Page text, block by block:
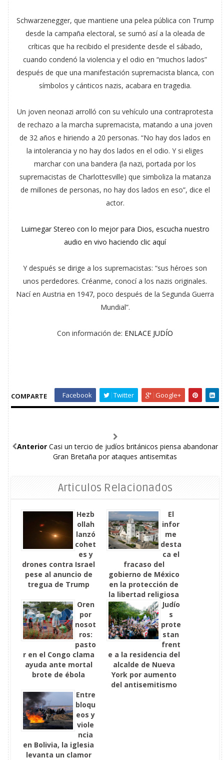
Schwarzenegger, que mantiene una pelea pública con Trump
desde la campaña electoral, se sumó así a la oleada de
críticas que ha recibido el presidente desde el sábado,
cuando condenó la violencia y el odio en “muchos lados”
después de que una manifestación supremacista blanca, con
símbolos y cánticos nazis, acabara en tragedia.
Un joven neonazi arrolló con su vehículo una contraprotesta
de rechazo a la marcha supremacista, matando a una joven
de 32 años e hiriendo a 20 personas. “No hay dos lados en
la intolerancia y no hay dos lados en el odio. Y si eliges
marchar con una bandera (la nazi, portada por los
supremacistas de Charlottesville) que simboliza la matanza
de millones de personas, no hay dos lados en eso”, dice el
actor.
Luimegar Stereo con lo mejor para Dios, escucha nuestro
audio en vivo haciendo clic aquí
Y después se dirige a los supremacistas: “sus héroes son
unos perdedores. Créanme, conocí a los nazis originales.
Nací en Austria en 1947, poco después de la Segunda Guerra
Mundial”.
Con información de: ENLACE JUDÍO
COMPARTE Facebook Twitter Google+
Anterior Casi un tercio de judíos británicos piensa abandonar
Gran Bretaña por ataques antisemitas
Articulos Relacionados
Hezb
ollah
lanzó
cohet
es y
drones contra Israel
pese al anuncio de
tregua de Trump
El
infor
me
desta
ca el
fracaso del
gobierno de México
en la protección de
la libertad religiosa
Oren
por
nosot
ros:
pasto
r en el Congo clama
ayuda ante mortal
brote de ébola
Judío
s
prote
stan
frent
e a la residencia del
alcalde de Nueva
York por aumento
del antisemitismo
Entre
bloqu
eos y
viole
ncia
en Bolivia, la iglesia
levanta un clamor